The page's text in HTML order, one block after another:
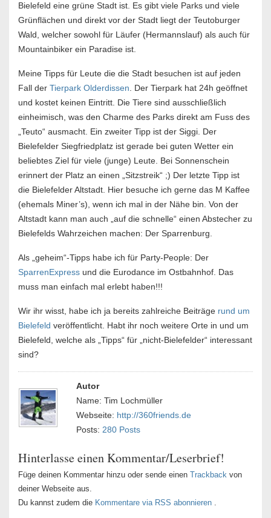
Bielefeld eine grüne Stadt ist. Es gibt viele Parks und viele
Grünflächen und direkt vor der Stadt liegt der Teutoburger
Wald, welcher sowohl für Läufer (Hermannslauf) als auch für
Mountainbiker ein Paradise ist.
Meine Tipps für Leute die die Stadt besuchen ist auf jeden
Fall der Tierpark Olderdissen . Der Tierpark hat 24h geöffnet
und kostet keinen Eintritt. Die Tiere sind ausschließlich
einheimisch, was den Charme des Parks direkt am Fuss des
„Teuto“ ausmacht. Ein zweiter Tipp ist der Siggi. Der
Bielefelder Siegfriedplatz ist gerade bei guten Wetter ein
beliebtes Ziel für viele (junge) Leute. Bei Sonnenschein
erinnert der Platz an einen „Sitzstreik“ ;) Der letzte Tipp ist
die Bielefelder Altstadt. Hier besuche ich gerne das M Kaffee
(ehemals Miner’s), wenn ich mal in der Nähe bin. Von der
Altstadt kann man auch „auf die schnelle“ einen Abstecher zu
Bielefelds Wahrzeichen machen: Der Sparrenburg.
Als „geheim“-Tipps habe ich für Party-People: Der
SparrenExpress und die Eurodance im Ostbahnhof. Das
muss man einfach mal erlebt haben!!!
Wir ihr wisst, habe ich ja bereits zahlreiche Beiträge rund um
Bielefeld veröffentlicht. Habt ihr noch weitere Orte in und um
Bielefeld, welche als „Tipps“ für „nicht-Bielefelder“ interessant
sind?
Autor
Name: Tim Lochmüller
Webseite: http://360friends.de
Posts: 280 Posts
Hinterlasse einen Kommentar/Leserbrief!
Füge deinen Kommentar hinzu oder sende einen Trackback von
deiner Webseite aus.
Du kannst zudem die Kommentare via RSS abonnieren .